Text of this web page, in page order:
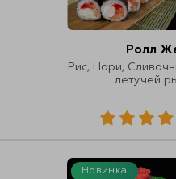
Ролл
Рис, Нори,
летучей
Новинка